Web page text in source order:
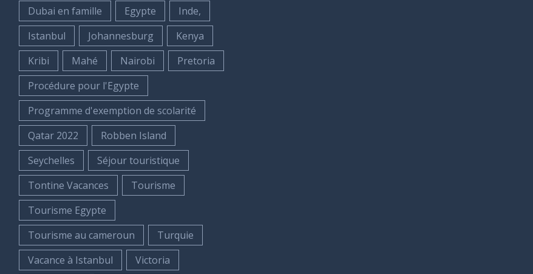
Dubai en famille
Egypte
Inde,
Istanbul
Johannesburg
Kenya
Kribi
Mahé Nairobi
Pretoria
Procédure pour l'Egypte
Programme d'exemption de scolarité
Qatar 2022
Robben Island
Seychelles
Séjour touristique
Tontine Vacances
Tourisme
Tourisme Egypte
Tourisme au cameroun
Turquie
Vacance à Istanbul
Victoria